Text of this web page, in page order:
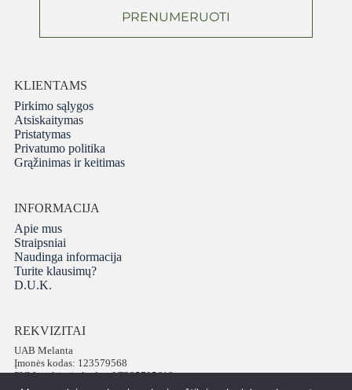
PRENUMERUOTI
KLIENTAMS
Pirkimo sąlygos
Atsiskaitymas
Pristatymas
Privatumo politika
Grąžinimas ir keitimas
INFORMACIJA
Apie mus
Straipsniai
Naudinga informacija
Turite klausimų?
D.U.K.
REKVIZITAI
UAB Melanta
Įmonės kodas: 123579568
PVM mokėtojo kodas: LT235795610